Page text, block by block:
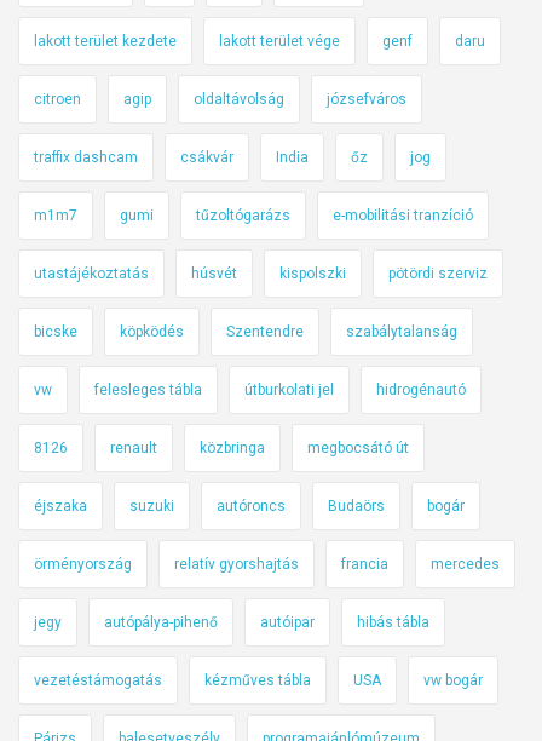
lakott terület kezdete lakott terület vége genf daru
citroen agip oldaltávolság józsefváros
traffix dashcam csákvár India őz jog
m1m7 gumi tűzoltógarázs e-mobilitási tranzíció
utastájékoztatás húsvét kispolszki pötördi szerviz
bicske köpködés Szentendre szabálytalanság
vw felesleges tábla útburkolati jel hidrogénautó
8126 renault közbringa megbocsátó út
éjszaka suzuki autóroncs Budaörs bogár
örményország relatív gyorshajtás francia mercedes
jegy autópálya-pihenő autóipar hibás tábla
vezetéstámogatás kézműves tábla USA vw bogár